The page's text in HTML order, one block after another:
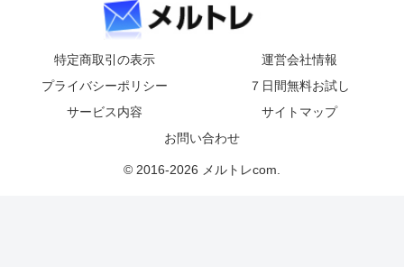
特定商取引の表示
運営会社情報
プライバシーポリシー
７日間無料お試し
サービス内容
サイトマップ
お問い合わせ
© 2016-2026 メルトレcom.